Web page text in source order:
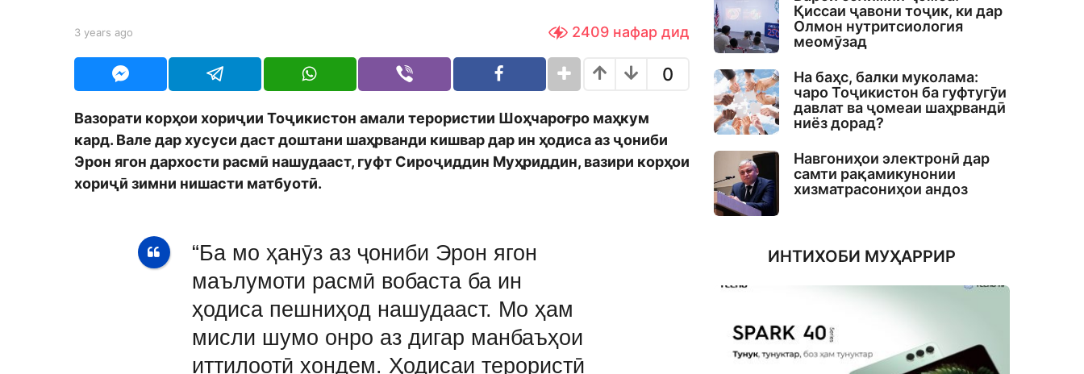
b
S
o
m
o
n
3 years ago
r
a
g
2409 нафар дид
0
Вазорати корҳои хориҷии Тоҷикистон амали терористии Шоҳчароғро маҳкум
кард. Вале дар хусуси даст доштани шаҳрванди кишвар дар ин ҳодиса аз ҷониби
Эрон ягон дархости расмӣ нашудааст, гуфт Сироҷиддин Муҳриддин, вазири корҳои
хориҷӣ зимни нишасти матбуотӣ.
“Ба мо ҳанӯз аз ҷониби Эрон ягон
маълумоти расмӣ вобаста ба ин
ҳодиса пешниҳод нашудааст. Мо ҳам
мисли шумо онро аз дигар манбаъҳои
иттилоотӣ хондем. Ҳодисаи терористӣ
Қиссаи ҷавони тоҷик, ки дар
Олмон нутритсиология
меомӯзад
На баҳс, балки муколама:
чаро Тоҷикистон ба гуфтугӯи
давлат ва ҷомеаи шаҳрвандӣ
ниёз дорад?
Навгониҳои электронӣ дар
самти рақамикунонии
хизматрасониҳои андоз
ИНТИХОБИ МУҲАРРИР